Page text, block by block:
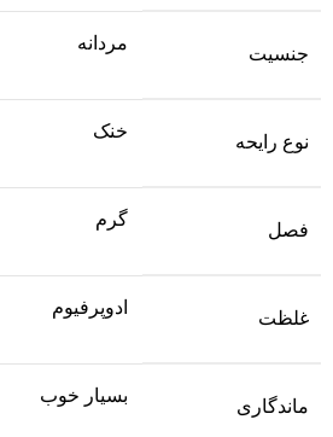
جنسیت
مردانه
نوع رایحه
خنک
فصل
گرم
غلظت
ادوپرفیوم
ماندگاری
بسیار خوب